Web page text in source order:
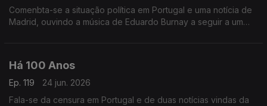
Comenbta-se a situação política em Portugal e uma notícia de
Madrid, ouvindo a música de Eduardo Burnay a seguir a um
Há 100 Anos
Ep. 119
24 jun. 2026
Fala-se da censura em Portugal e de duas notícias vindas da